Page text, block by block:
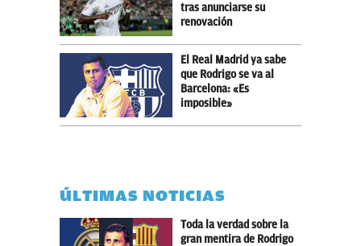
tras anunciarse su
renovación
El Real Madrid ya sabe
que Rodrigo se va al
Barcelona: «Es
imposible»
ÚLTIMAS NOTICIAS
Toda la verdad sobre la
gran mentira de Rodrigo